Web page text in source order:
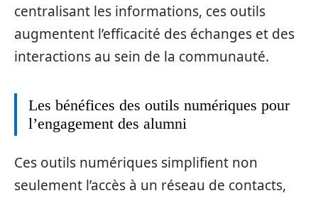
centralisant les informations, ces outils
augmentent l’efficacité des échanges et des
interactions au sein de la communauté.
Les bénéfices des outils numériques pour
l’engagement des alumni
Ces outils numériques simplifient non
seulement l’accès à un réseau de contacts,